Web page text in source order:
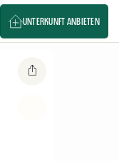
UNTERKUNFT ANBIETEN